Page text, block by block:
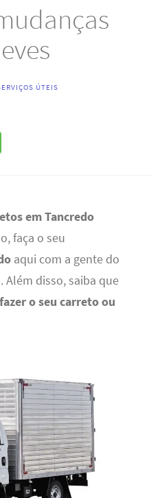
ÚTEIS
em Tancredo
faça o seu
aqui com a gente do
disso, saiba que
o seu carreto ou